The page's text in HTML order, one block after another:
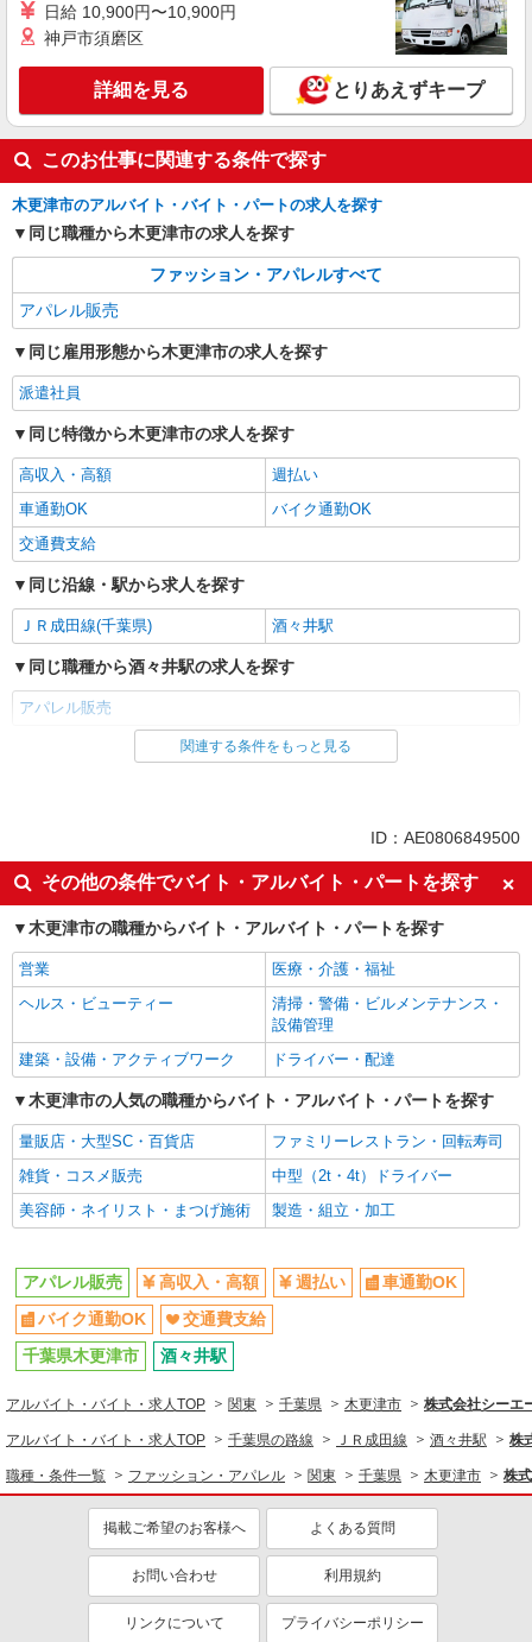
個人ごとの目安であり、 自分の成長も目に見える
のでモチベーションにもつながっています。もち
ろん未達成時のペナルティは ありません。 ・ミニ
ボーナス年2回（支給対象者/7月、12月） ・残業
手当（1分単位） ・交通費規定内支給
キープ 詳細を見る
パート
販売・フロアスタッフ
［アルバイト・パート］時給1,270円〜 ※給与
は弊社基準に基づき、経験・能力を考慮し決定し
ます千葉県木更津市金田東3-1-5 三井アウトレッ
トパーク 木更津
キープ 詳細を見る
アルバイト パート
［アルバイト・パート］時給1,300円（試用期
間3ヶ月：同条件）
千葉県木更津市金田東3-1-7 三井アウトレッ
トパーク 木更津
日給 10,900円〜10,900円
神戸市須磨区
詳細を見る とりあえずキープ
このお仕事に関連する条件で探す
木更津市のアルバイト・バイト・パートの求人を探す
同じ職種から木更津市の求人を探す
ファッション・アパレルすべて
アパレル販売
同じ雇用形態から木更津市の求人を探す
派遣社員
同じ特徴から木更津市の求人を探す
高収入・高額
週払い
車通勤OK
バイク通勤OK
交通費支給
同じ沿線・駅から求人を探す
ＪＲ成田線(千葉県) 酒々井駅
同じ職種から酒々井駅の求人を探す
アパレル販売
同じ雇用形態から酒々井駅の求人を探す
高収入・高額
週払い
車通勤OK
バイク通勤OK
交通費支給
同じ職種から求人を探す
ファッション・アパレル
アパレル販売
同じ特徴から求人を探す
車通勤OK 交通費支給
関連する条件をもっと見る
ID：AE0806849500
その他の条件でバイト・アルバイト・パートを探す
木更津市の職種からバイト・アルバイト・パートを探す
営業
医療・介護・福祉
ヘルス・ビューティー
清掃・警備・ビルメンテナンス・
設備管理
建築・設備・アクティブワーク
ドライバー・配達
木更津市の人気の職種からバイト・アルバイト・パートを探す
量販店・大型SC・百貨店
ファミリーレストラン・回転寿司
雑貨・コスメ販売
中型（2t・4t）ドライバー
美容師・ネイリスト・まつげ施術
製造・組立・加工
アパレル販売 高収入・高額 週払い
車通勤OK
バイク通勤OK
交通費支給
千葉県木更津市
酒々井駅
アルバイト・バイト・求人TOP 関東 千葉県 木更津市 株式会社シーエ
アルバイト・バイト・求人TOP 千葉県の路線 ＪＲ成田線 酒々井駅 株
職種・条件一覧 ファッション・アパレル 関東 千葉県 木更津市 株
掲載ご希望のお客様へ よくある質問
お問い合わせ 利用規約
リンクについて プライバシーポリシー